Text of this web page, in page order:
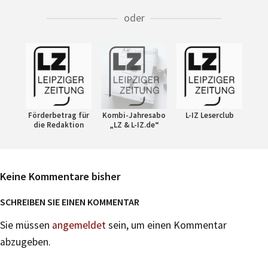
oder
Förderbetrag für
die Redaktion
Kombi-Jahresabo
„LZ & L-IZ.de“
L-IZ Leserclub
Keine Kommentare bisher
SCHREIBEN SIE EINEN KOMMENTAR
Sie müssen angemeldetsein, um einen Kommentar
abzugeben.